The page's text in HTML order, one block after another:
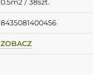
8435081400456
ZOBACZ